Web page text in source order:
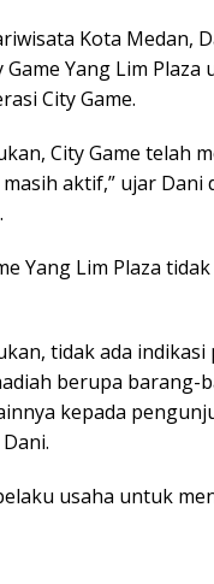
Kota Medan,
Yang Lim
City Game.
City Game telah
aktif,” ujar
Yang Lim Plaza
tidak ada indikasi
berupa barang-
kepada
usaha untuk